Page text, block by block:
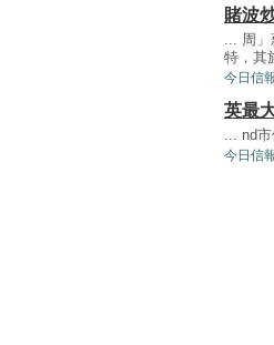
賭波
... 周」
特，其
今日信
英最
... nd
今日信